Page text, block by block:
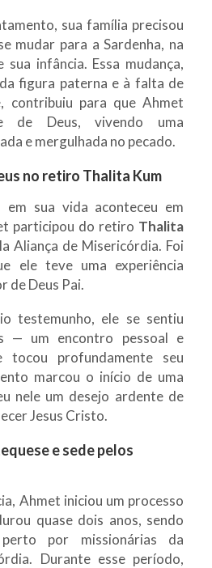
sua família precisou
mudar para a Sardenha, na
infância. Essa mudança,
figura paterna e à falta de
contribuiu para que Ahmet
de Deus, vivendo uma
e mergulhada no pecado.
no retiro Thalita Kum
sua vida aconteceu em
participou do retiro Thalita
Aliança de Misericórdia. Foi
ele teve uma experiência
de Deus Pai.
testemunho, ele se sentiu
— um encontro pessoal e
tocou profundamente seu
marcou o início de uma
nele um desejo ardente de
Jesus Cristo.
e sede pelos
Ahmet iniciou um processo
quase dois anos, sendo
por missionárias da
Durante esse período,